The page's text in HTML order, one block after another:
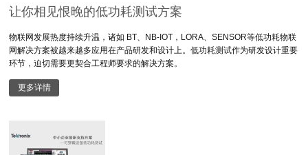
让你相见恨晚的低功耗测试方案
物联网发展热度持续升温，诸如 BT、NB-IOT，LORA、SENSOR等低功耗物联
网解决方案被越来越多应用在产品研发和设计上。低功耗测试作为研发设计重要
环节，迫切需要更契合工程师要求的解决方案。
更多详情